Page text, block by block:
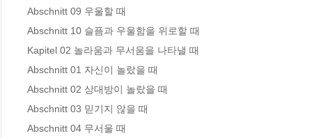
Abschnitt 09 우울할 때
Abschnitt 10 슬픔과 우울함을 위로할 때
Kapitel 02 놀라움과 무서움을 나타낼 때
Abschnitt 01 자신이 놀랐을 때
Abschnitt 02 상대방이 놀랐을 때
Abschnitt 03 믿기지 않을 때
Abschnitt 04 무서울 때